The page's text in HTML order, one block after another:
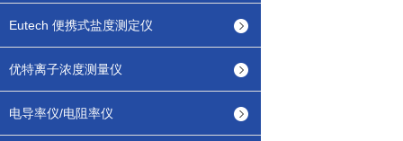
Eutech 便携式盐度测定仪
优特离子浓度测量仪
电导率仪/电阻率仪